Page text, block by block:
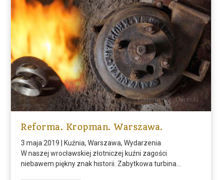
Reforma. Kropman. Warszawa.
3 maja 2019 Kuźnia,Warszawa,Wydarzenia
W naszej wrocławskiej złotniczej kuźni zagości
niebawem piękny znak historii. Zabytkowa turbina...